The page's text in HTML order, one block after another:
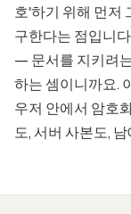
호'하기 위해 먼저
구한다는 점입니
— 문서를 지키려
하는 셈이니까요.
우저 안에서 암호
도, 서버 사본도,